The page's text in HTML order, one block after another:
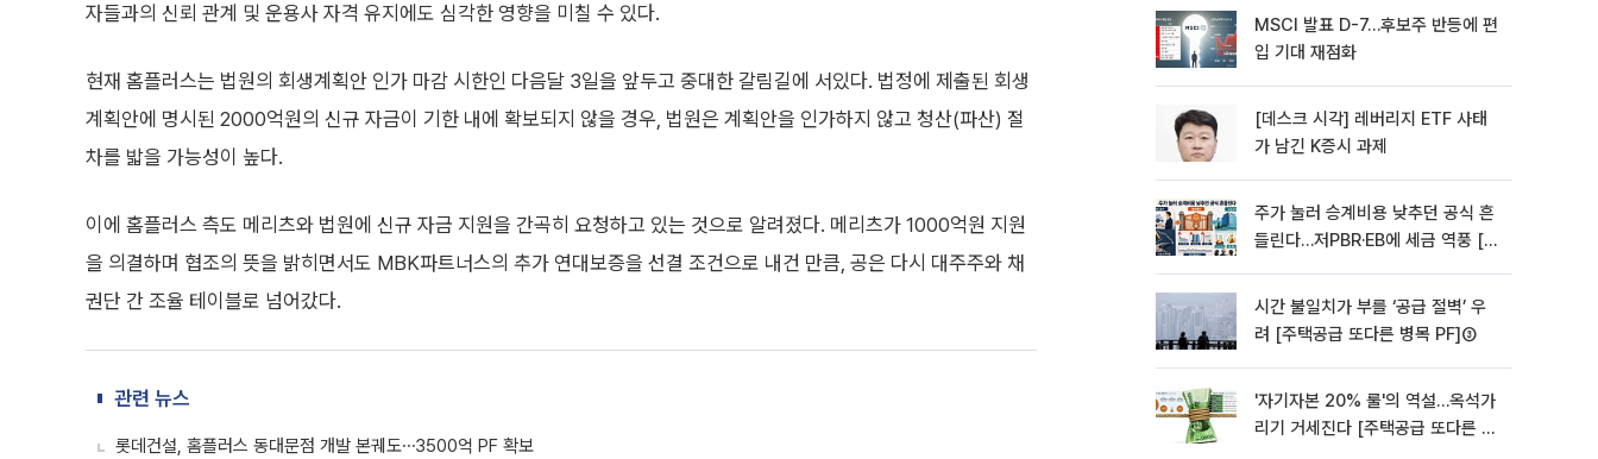
자들과의 신뢰 관계 및 운용사 자격 유지에도 심각한 영향을 미칠 수 있다.
현재 홈플러스는 법원의 회생계획안 인가 마감 시한인 다음달 3일을 앞두고 중대한 갈림길에 서있다. 법정에 제출된 회생
계획안에 명시된 2000억원의 신규 자금이 기한 내에 확보되지 않을 경우, 법원은 계획안을 인가하지 않고 청산(파산) 절
차를 밟을 가능성이 높다.
이에 홈플러스 측도 메리츠와 법원에 신규 자금 지원을 간곡히 요청하고 있는 것으로 알려졌다. 메리츠가 1000억원 지원
을 의결하며 협조의 뜻을 밝히면서도 MBK파트너스의 추가 연대보증을 선결 조건으로 내건 만큼, 공은 다시 대주주와 채
권단 간 조율 테이블로 넘어갔다.
관련 뉴스
롯데건설, 홈플러스 동대문점 개발 본궤도⋯3500억 PF 확보
MSCI 발표 D-7…후보주 반등에 편
입 기대 재점화
[데스크 시각] 레버리지 ETF 사태
가 남긴 K증시 과제
주가 눌러 승계비용 낮추던 공식 흔
들린다…저PBR·EB에 세금 역풍 [기
시간 불일치가 부를 ‘공급 절벽’ 우
려 [주택공급 또다른 병목 PF]③
'자기자본 20% 룰'의 역설…옥석가
리기 거세진다 [주택공급 또다른 병